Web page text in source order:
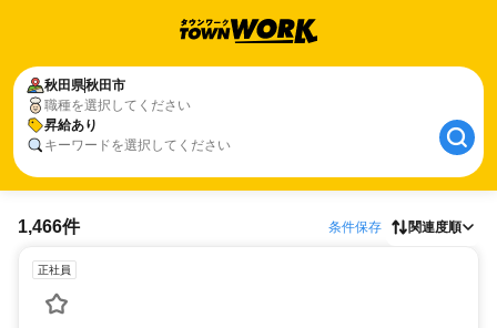
秋田県秋田市
職種を選択してください
昇給あり
キーワードを選択してください
1,466件 条件保存 関連度順
正社員